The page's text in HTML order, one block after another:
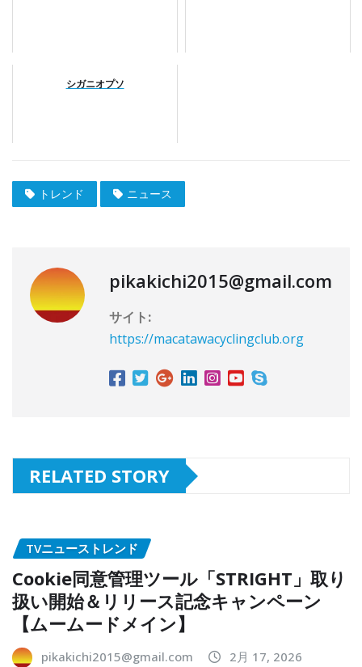
シガニオプソ
トレンド ニュース
pikakichi2015@gmail.com
サイト:
https://macatawacyclingclub.org
RELATED STORY
TVニューストレンド
Cookie同意管理ツール「STRIGHT」取り
扱い開始＆リリース記念キャンペーン
【ムームードメイン】
pikakichi2015@gmail.com 2月 17, 2026